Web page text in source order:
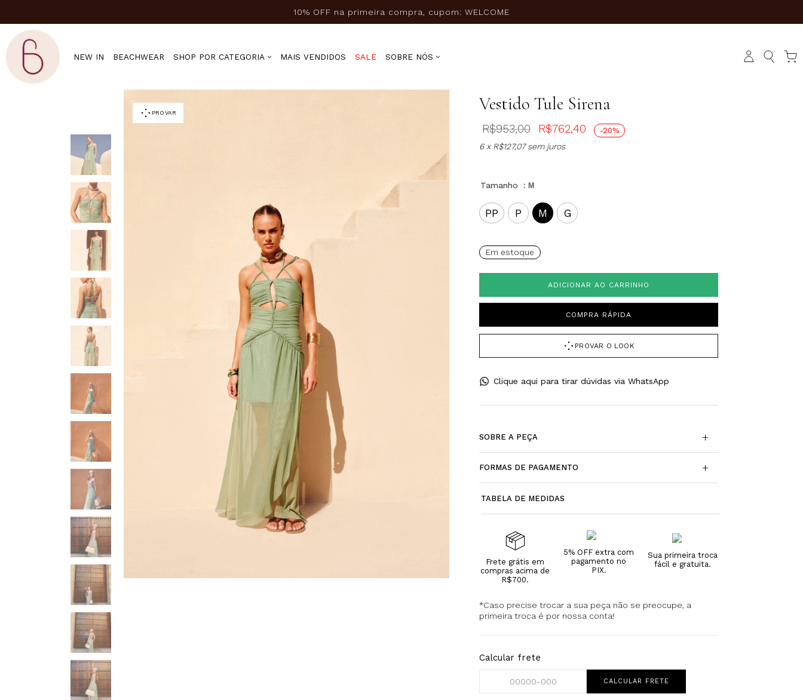
10% OFF na primeira compra, cupom: WELCOME
NEW IN BEACHWEAR SHOP POR CATEGORIA MAIS VENDIDOS SALE SOBRE NÓS
PROVAR Vestido Tule Sirena
-20%
R$953,00 R$762,40
6 x R$127,07sem juros
Tamanho : M
PP P M G
Em estoque
ADICIONAR AO CARRINHO
COMPRA RÁPIDA
PROVAR O LOOK
Clique aqui para tirar dúvidas via WhatsApp
SOBRE A PEÇA +
FORMAS DE PAGAMENTO +
TABELA DE MEDIDAS
Frete grátis em
compras acima de
R$700.
5% OFF extra com
pagamento no
PIX.
Sua primeira troca
fácil e gratuita.
*Caso precise trocar a sua peça não se preocupe, a
primeira troca é por nossa conta!
Calcular frete